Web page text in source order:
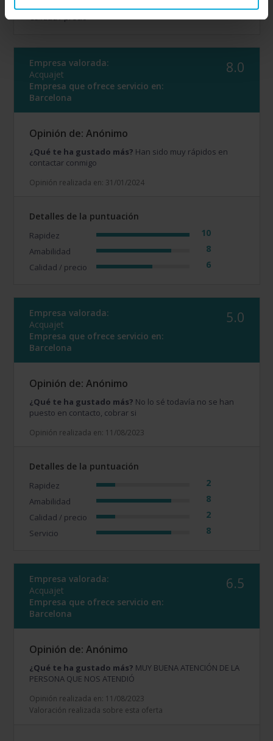
Calidad / precio
Empresa valorada:
Acquajet
Empresa que ofrece servicio en:
Barcelona
8.0
Opinión de: Anónimo
¿Qué te ha gustado más? Han sido muy rápidos en
contactar conmigo
Opinión realizada en: 31/01/2024
Detalles de la puntuación
Rapidez 10
Amabilidad 8
Calidad / precio 6
Empresa valorada:
Acquajet
Empresa que ofrece servicio en:
Barcelona
5.0
Opinión de: Anónimo
¿Qué te ha gustado más? No lo sé todavía no se han
puesto en contacto, cobrar si
Opinión realizada en: 11/08/2023
Detalles de la puntuación
Rapidez 2
Amabilidad 8
Calidad / precio 2
Servicio 8
Empresa valorada:
Acquajet
Empresa que ofrece servicio en:
Barcelona
6.5
Opinión de: Anónimo
¿Qué te ha gustado más? MUY BUENA ATENCIÓN DE LA
PERSONA QUE NOS ATENDIÓ
Opinión realizada en: 11/08/2023
Valoración realizada sobre esta oferta